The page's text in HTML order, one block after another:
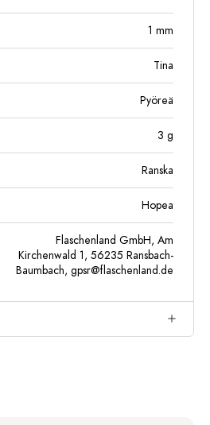
1 mm
Tina
Pyöreä
3 g
Ranska
Hopea
Flaschenland GmbH, Am
Kirchenwald 1, 56235 Ransbach-
Baumbach, gpsr@flaschenland.de